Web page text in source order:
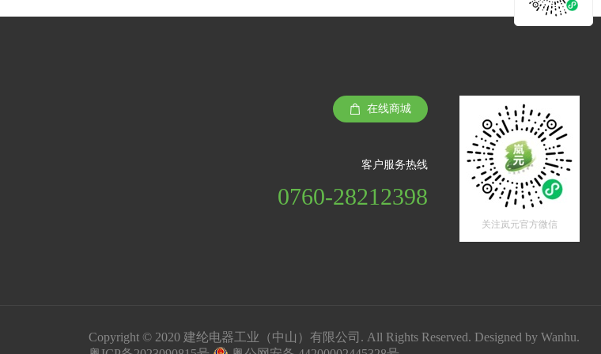
在线商城
客户服务热线
0760-28212398
关注岚元官方微信
Copyright © 2020 建纶电器工业（中山）有限公司. All Rights Reserved. Designed byWanhu.